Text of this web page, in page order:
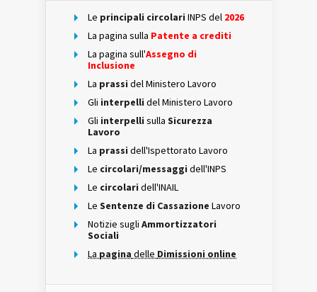
Le principali circolari INPS del 2026
La pagina sulla Patente a crediti
La pagina sull'Assegno di
Inclusione
La prassi del Ministero Lavoro
Gli interpelli del Ministero Lavoro
Gli interpelli sulla Sicurezza
Lavoro
La prassi dell'Ispettorato Lavoro
Le circolari/messaggi dell'INPS
Le circolari dell'INAIL
Le Sentenze di Cassazione Lavoro
Notizie sugli Ammortizzatori
Sociali
La pagina delle Dimissioni online